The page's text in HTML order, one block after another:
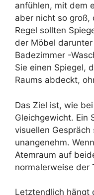
anfühlen, mit dem
aber nicht so
Regel sollten
der Möbel
Badezimmer -
Sie einen Spiegel,
Raums abdeckt,
Das Ziel ist, wie
Gleichgewicht. Ein
visuellen
unangenehm.
Atemraum auf
normalerweise der
Letztendlich hängt